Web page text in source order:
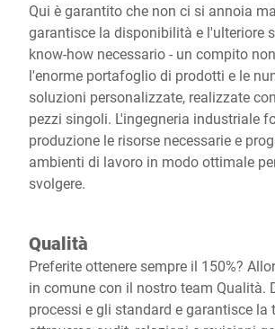
Qui è garantito che non ci si annoia
garantisce la disponibilità e l'ulteriore
know-how necessario - un compito
l'enorme portafoglio di prodotti e le
soluzioni personalizzate, realizzate
pezzi singoli. L'ingegneria industriale
produzione le risorse necessarie e
ambienti di lavoro in modo ottimale
svolgere.
Qualità
Preferite ottenere sempre il 150%?
in comune con il nostro team Qualità.
processi e gli standard e garantisce la